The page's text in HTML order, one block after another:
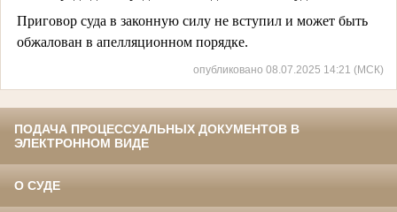
Приговор суда в законную силу не вступил и может быть
обжалован в апелляционном порядке.
опубликовано 08.07.2025 14:21 (МСК)
ПОДАЧА ПРОЦЕССУАЛЬНЫХ ДОКУМЕНТОВ В
ЭЛЕКТРОННОМ ВИДЕ
О СУДЕ